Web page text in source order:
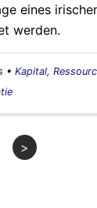
eines
werden.
• Kapital,
>